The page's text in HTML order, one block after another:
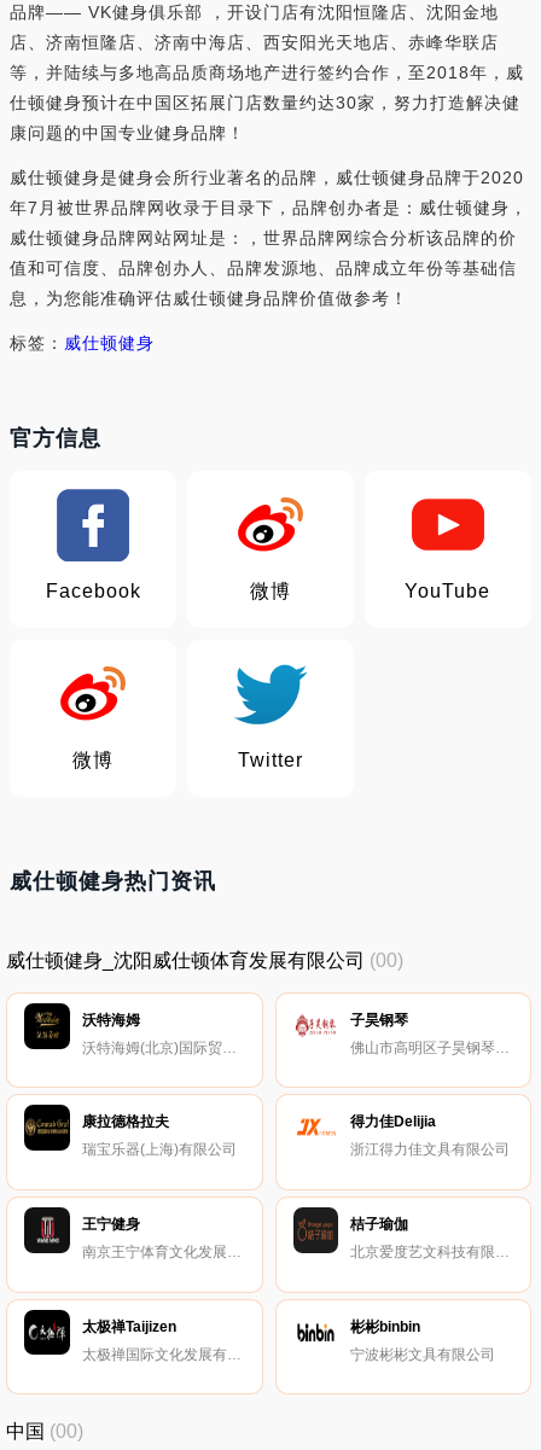
品牌—— VK健身俱乐部 ，开设门店有沈阳恒隆店、沈阳金地
店、济南恒隆店、济南中海店、西安阳光天地店、赤峰华联店
等，并陆续与多地高品质商场地产进行签约合作，至2018年，威
仕顿健身预计在中国区拓展门店数量约达30家，努力打造解决健
康问题的中国专业健身品牌！
威仕顿健身是健身会所行业著名的品牌，威仕顿健身品牌于2020
年7月被世界品牌网收录于目录下，品牌创办者是：威仕顿健身，
威仕顿健身品牌网站网址是：，世界品牌网综合分析该品牌的价
值和可信度、品牌创办人、品牌发源地、品牌成立年份等基础信
息，为您能准确评估威仕顿健身品牌价值做参考！
标签： 威仕顿健身
官方信息
Facebook 微博 YouTube
微博 Twitter
威仕顿健身热门资讯
威仕顿健身_沈阳威仕顿体育发展有限公司 (00)
沃特海姆
沃特海姆(北京)国际贸易有限公司
子昊钢琴
康拉德格拉夫
瑞宝乐器(上海)有限公司
得力佳Delijia
浙江得力佳文具有限公司
王宁健身
南京王宁体育文化发展有限公司
桔子瑜伽
北京爱度艺文科技有限公司
太极禅Taijizen
太极禅国际文化发展有限公司
彬彬binbin
宁波彬彬文具有限公司
中国 (00)